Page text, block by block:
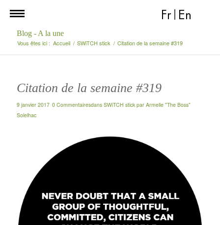
Fr En
Blog - A la une
Vous êtes ici : Accueil / SWiTCH stick / Citation de la semaine #319
Citation de la semaine #319
9 janvier 2017 0 Commentairesdans SWiTCH stick par Armelle "The Boss"
Solelhac